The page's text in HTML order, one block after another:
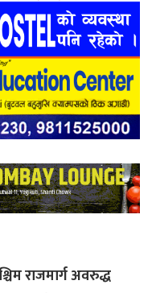
राजमार्ग अवरुद्ध